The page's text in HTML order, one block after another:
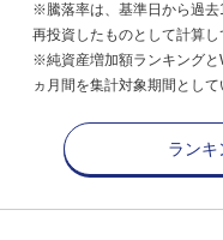
※騰落率は、基準日から過去
再投資したものとして計算し
※純資産増加額ランキングと
ヵ月間を集計対象期間として
ランキ